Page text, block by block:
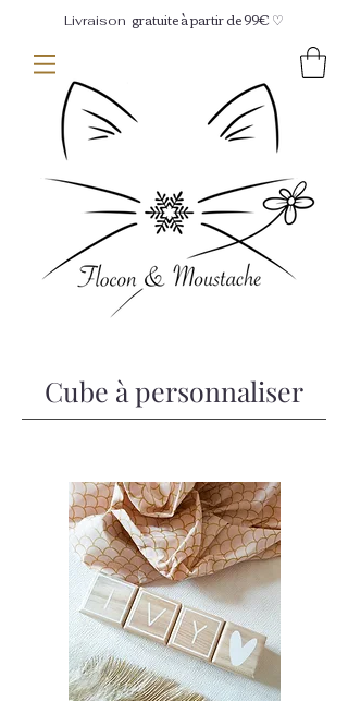
Livraison gratuite à partir de 99€ ♡
Cube à personnaliser